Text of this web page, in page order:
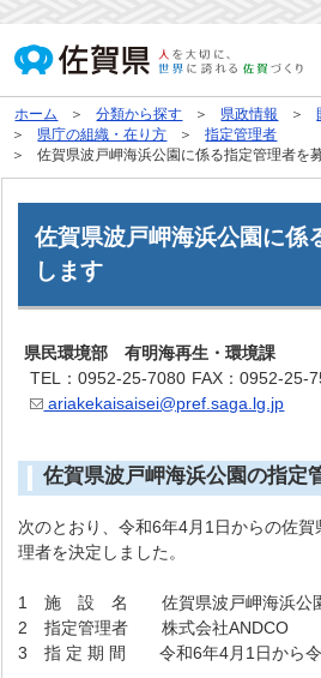
ホーム 分類から探す 県政情報
県庁の組織・在り方
指定管理者
佐賀県波戸岬海浜公園に係る指定管理者を
佐賀県波戸岬海浜公園に係
します
県民環境部 有明海再生・環境課
TEL：0952-25-7080 FAX：0952-25-
ariakekaisaisei@pref.saga.lg.jp
佐賀県波戸岬海浜公園の指定
次のとおり、令和6年4月1日からの佐
理者を決定しました。
1 施 設 名 佐賀県波戸岬海浜公
2 指定管理者 株式会社ANDCO
3 指 定 期 間 令和6年4月1日から令